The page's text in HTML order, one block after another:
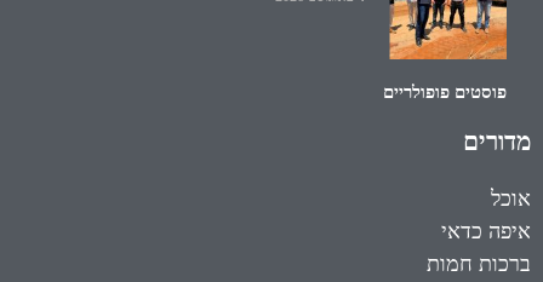
פוסטים פופולריים
מדורים
אוכל
איפה כדאי
ברכות חמות